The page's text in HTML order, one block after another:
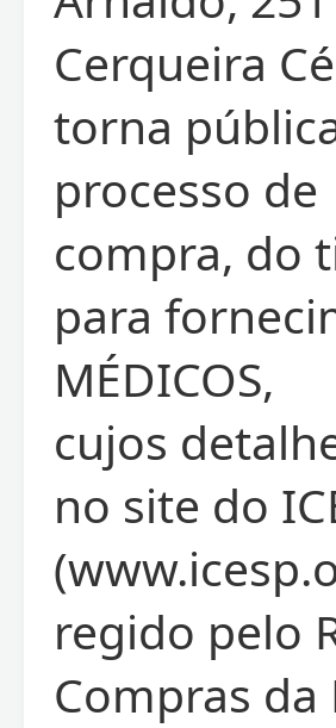
Cerqueira
torna
processo de
compra, do
para
MÉDICOS,
cujos
no site do
regido pelo
Compras da